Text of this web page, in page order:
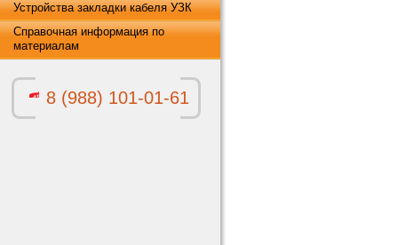
Устройства закладки кабеля УЗК
Справочная информация по
материалам
8 (988) 101-01-61